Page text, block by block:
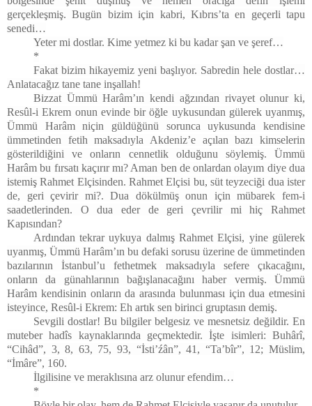
gerçekleşmiş. Bugün bizim için kabri, Kıbrıs’ta en geçerli tapu
senedi…
Yeter mi dostlar. Kime yetmez ki bu kadar şan ve şeref…
*
Fakat bizim hikayemiz yeni başlıyor. Sabredin hele dostlar…
Anlatacağız tane tane inşallah!
Bizzat Ümmü Harâm’ın kendi ağzından rivayet olunur ki,
Resûl-i Ekrem onun evinde bir öğle uykusundan gülerek uyanmış,
Ümmü Harâm niçin güldüğünü sorunca uykusunda kendisine
ümmetinden fetih maksadıyla Akdeniz’e açılan bazı kimselerin
gösterildiğini ve onların cennetlik olduğunu söylemiş. Ümmü
Harâm bu fırsatı kaçırır mı? Aman ben de onlardan olayım diye dua
istemiş Rahmet Elçisinden. Rahmet Elçisi bu, süt teyzeciği dua ister
de, geri çevirir mi?. Dua dökülmüş onun için mübarek fem-i
saadetlerinden. O dua eder de geri çevrilir mi hiç Rahmet
Kapısından?
Ardından tekrar uykuya dalmış Rahmet Elçisi, yine gülerek
uyanmış, Ümmü Harâm’ın bu defaki sorusu üzerine de ümmetinden
bazılarının İstanbul’u fethetmek maksadıyla sefere çıkacağını,
onların da günahlarının bağışlanacağını haber vermiş. Ümmü
Harâm kendisinin onların da arasında bulunması için dua etmesini
isteyince, Resûl-i Ekrem: Eh artık sen birinci gruptasın demiş.
Sevgili dostlar! Bu bilgiler belgesiz ve mesnetsiz değildir. En
muteber hadîs kaynaklarında geçmektedir. İşte isimleri: Buhârî,
“Cihâd”, 3, 8, 63, 75, 93, “İsti’źân”, 41, “Ta’bîr”, 12; Müslim,
“İmâre”, 160.
İlgilisine ve meraklısına arz olunur efendim…
*